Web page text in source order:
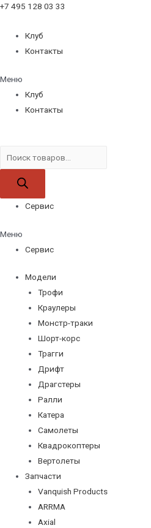
+7 495 128 03 33
Клуб
Контакты
Меню
Клуб
Контакты
товаров
Сервис
Меню
Сервис
Модели
Трофи
Краулеры
Монстр-траки
Шорт-корс
Трагги
Дрифт
Драгстеры
Ралли
Катера
Самолеты
Квадрокоптеры
Вертолеты
Запчасти
Vanquish Products
ARRMA
Axial